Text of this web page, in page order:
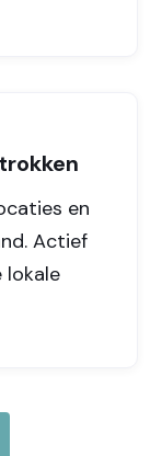
en
Actief
lokale